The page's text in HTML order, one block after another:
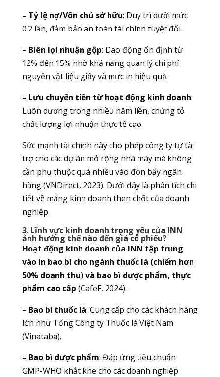
– Tỷ lệ nợ/Vốn chủ sở hữu: Duy trì dưới mức
0.2 lần, đảm bảo an toàn tài chính tuyệt đối.
– Biên lợi nhuận gộp: Dao động ổn định từ
12% đến 15% nhờ khả năng quản lý chi phí
nguyên vật liệu giấy và mực in hiệu quả.
– Lưu chuyển tiền từ hoạt động kinh doanh:
Luôn dương trong nhiều năm liền, chứng tỏ
chất lượng lợi nhuận thực tế cao.
Sức mạnh tài chính này cho phép công ty tự tài
trợ cho các dự án mở rộng nhà máy mà không
cần phụ thuộc quá nhiều vào đòn bẩy ngân
hàng (VNDirect, 2023). Dưới đây là phân tích chi
tiết về mảng kinh doanh then chốt của doanh
nghiệp.
3. Lĩnh vực kinh doanh trọng yếu của INN
ảnh hưởng thế nào đến giá cổ phiếu?
Hoạt động kinh doanh của INN tập trung
vào in bao bì cho ngành thuốc lá (chiếm hơn
50% doanh thu) và bao bì dược phẩm, thực
phẩm cao cấp (CafeF, 2024).
– Bao bì thuốc lá: Cung cấp cho các khách hàng
lớn như Tổng Công ty Thuốc lá Việt Nam
(Vinataba).
– Bao bì dược phẩm: Đáp ứng tiêu chuẩn
GMP-WHO khắt khe cho các doanh nghiệp